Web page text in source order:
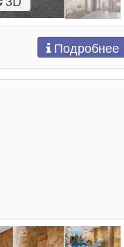
Подробнее